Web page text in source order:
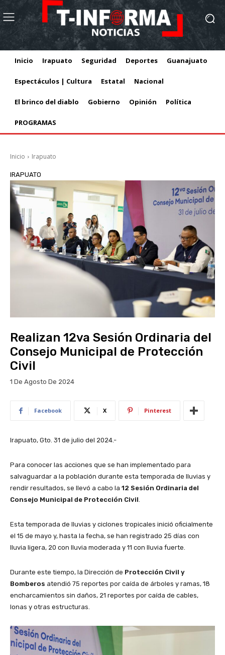
Inicio Irapuato Seguridad Deportes Guanajuato
Espectáculos | Cultura Estatal Nacional
El brinco del diablo Gobierno Opinión Política
PROGRAMAS
Inicio Irapuato
IRAPUATO
Realizan 12va Sesión Ordinaria del
Consejo Municipal de Protección
Civil
1 De Agosto De 2024
Facebook X Pinterest
Irapuato, Gto. 31 de julio del 2024.-
Para conocer las acciones que se han implementado para
salvaguardar a la población durante esta temporada de lluvias y
rendir resultados, se llevó a cabo la 12 Sesión Ordinaria del
Consejo Municipal de Protección Civil.
Esta temporada de lluvias y ciclones tropicales inició oficialmente
el 15 de mayo y, hasta la fecha, se han registrado 25 días con
lluvia ligera, 20 con lluvia moderada y 11 con lluvia fuerte.
Durante este tiempo, la Dirección de Protección Civil y
Bomberos atendió 75 reportes por caída de árboles y ramas, 18
encharcamientos sin daños, 21 reportes por caída de cables,
lonas y otras estructuras.